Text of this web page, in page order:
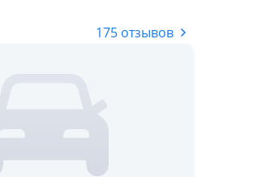
175 отзывов